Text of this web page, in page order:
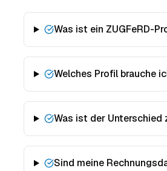
Was ist ein ZUGFeRD-
Welches Profil brauche
Was ist der Unterschied
Sind meine